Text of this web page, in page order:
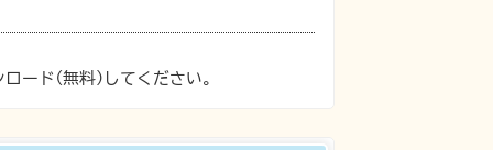
ロード(無料)してください。